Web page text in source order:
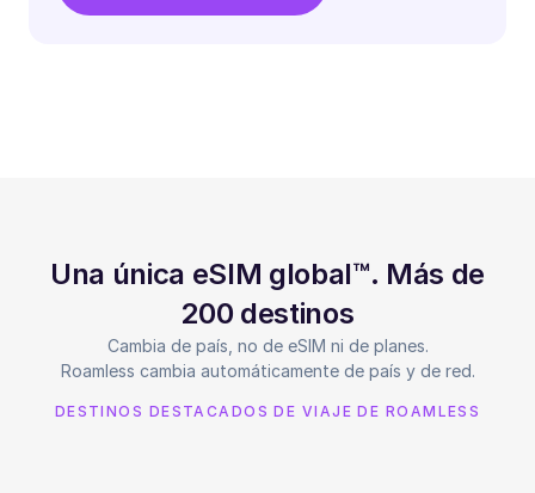
Una única eSIM global™. Más de
200 destinos
Cambia de país, no de eSIM ni de planes.
Roamless cambia automáticamente de país y de red.
DESTINOS DESTACADOS DE VIAJE DE ROAMLESS